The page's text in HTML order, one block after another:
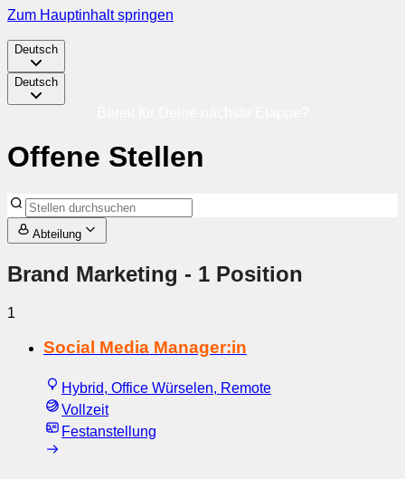
Zum Hauptinhalt springen
Deutsch
Deutsch
Offene Stellen
Abteilung
Brand Marketing - 1 Position
1
Social Media Manager:in
Hybrid, Office Würselen, Remote
Vollzeit
Festanstellung